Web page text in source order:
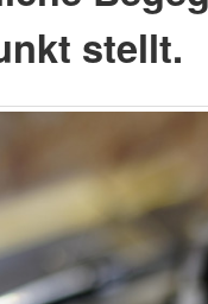
stellt.